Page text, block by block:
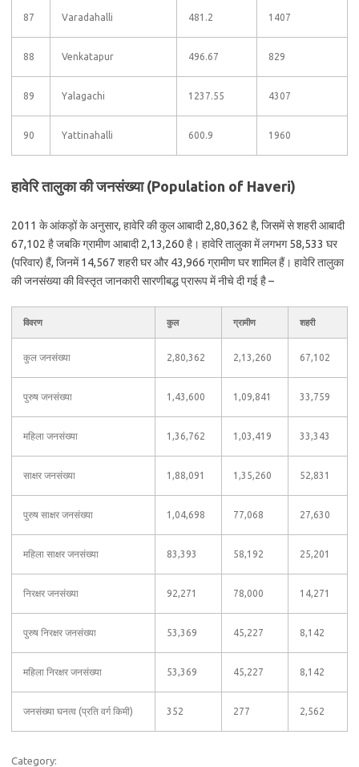
87 Varadahalli 481.2 1407
88 Venkatapur 496.67 829
89 Yalagachi 1237.55 4307
90 Yattinahalli 600.9 1960
हावेरि तालुका की जनसंख्या (Population of Haveri)
2011 के आंकड़ों के अनुसार, हावेरि की कुल आबादी 2,80,362 है, जिसमें से शहरी आबादी
67,102 है जबकि ग्रामीण आबादी 2,13,260 है। हावेरि तालुका में लगभग 58,533 घर
(परिवार) हैं, जिनमें 14,567 शहरी घर और 43,966 ग्रामीण घर शामिल हैं। हावेरि तालुका
की जनसंख्या की विस्तृत जानकारी सारणीबद्ध प्रारूप में नीचे दी गई है –
विवरण कुल ग्रामीण शहरी
कुल जनसंख्या 2,80,362 2,13,260 67,102
पुरुष जनसंख्या 1,43,600 1,09,841 33,759
महिला जनसंख्या 1,36,762 1,03,419 33,343
साक्षर जनसंख्या 1,88,091 1,35,260 52,831
पुरुष साक्षर जनसंख्या 1,04,698 77,068 27,630
महिला साक्षर जनसंख्या 83,393 58,192 25,201
निरक्षर जनसंख्या 92,271 78,000 14,271
पुरुष निरक्षर जनसंख्या 53,369 45,227 8,142
महिला निरक्षर जनसंख्या 53,369 45,227 8,142
जनसंख्या घनत्व (प्रति वर्ग किमी) 352 277 2,562
Category: